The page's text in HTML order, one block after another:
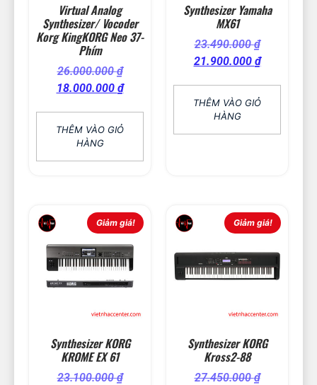
Virtual Analog
Synthesizer/ Vocoder
Korg KingKORG Neo 37-
Phím
26.000.000₫
18.000.000 ₫
THÊM VÀO GIỎ
HÀNG
Synthesizer Yamaha
MX61
23.490.000₫
21.900.000 ₫
THÊM VÀO GIỎ
HÀNG
Giảm giá!
Synthesizer KORG
KROME EX 61
23.100.000₫
Giảm giá!
Synthesizer KORG
Kross2-88
27.450.000₫